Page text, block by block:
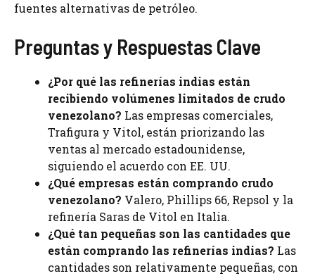
fuentes alternativas de petróleo.
Preguntas y Respuestas Clave
¿Por qué las refinerías indias están
recibiendo volúmenes limitados de crudo
venezolano? Las empresas comerciales,
Trafigura y Vitol, están priorizando las
ventas al mercado estadounidense,
siguiendo el acuerdo con EE. UU.
¿Qué empresas están comprando crudo
venezolano? Valero, Phillips 66, Repsol y la
refinería Saras de Vitol en Italia.
¿Qué tan pequeñas son las cantidades que
están comprando las refinerías indias? Las
cantidades son relativamente pequeñas, con